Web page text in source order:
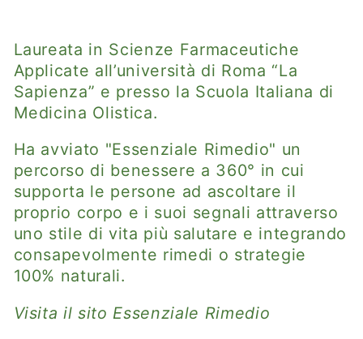
Laureata in Scienze Farmaceutiche
Applicate all’università di Roma “La
Sapienza” e presso la Scuola Italiana di
Medicina Olistica.
Ha avviato "Essenziale Rimedio" un
percorso di benessere a 360° in cui
supporta le persone ad ascoltare il
proprio corpo e i suoi segnali attraverso
uno stile di vita più salutare e integrando
consapevolmente rimedi o strategie
100% naturali.
Visita il sito Essenziale Rimedio